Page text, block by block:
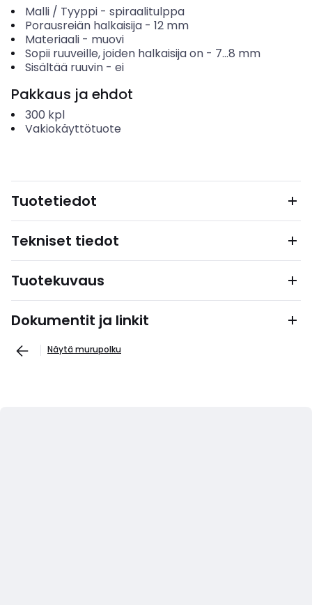
Malli / Tyyppi- spiraalitulppa
Porausreiän halkaisija- 12 mm
Materiaali- muovi
Sopii ruuveille, joiden halkaisija on- 7...8 mm
Sisältää ruuvin- ei
Pakkaus ja ehdot
300 kpl
Vakiokäyttötuote
Tuotetiedot
Tekniset tiedot
Tuotekuvaus
Dokumentit ja linkit
Näytä murupolku